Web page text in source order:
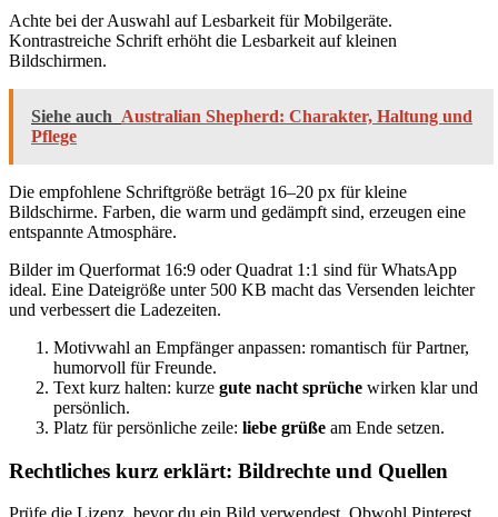
Achte bei der Auswahl auf Lesbarkeit für Mobilgeräte.
Kontrastreiche Schrift erhöht die Lesbarkeit auf kleinen
Bildschirmen.
Siehe auch Australian Shepherd: Charakter, Haltung und
Pflege
Die empfohlene Schriftgröße beträgt 16–20 px für kleine
Bildschirme. Farben, die warm und gedämpft sind, erzeugen eine
entspannte Atmosphäre.
Bilder im Querformat 16:9 oder Quadrat 1:1 sind für WhatsApp
ideal. Eine Dateigröße unter 500 KB macht das Versenden leichter
und verbessert die Ladezeiten.
Motivwahl an Empfänger anpassen: romantisch für Partner,
humorvoll für Freunde.
Text kurz halten: kurze gute nacht sprüche wirken klar und
persönlich.
Platz für persönliche zeile: liebe grüße am Ende setzen.
Rechtliches kurz erklärt: Bildrechte und Quellen